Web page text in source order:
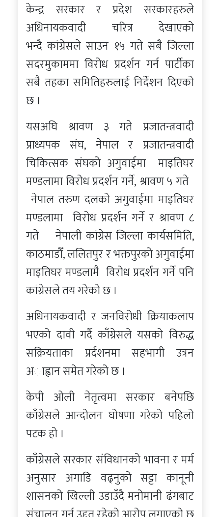
केन्द्र सरकार र प्रदेश सरकारहरुले
अधिनायकवादी चरित्र देखाएको
भन्दै कांग्रेसले साउन १५ गते सबै जिल्ला
सदरमुकाममा विरोध प्रदर्शन गर्न पार्टीका
सबै तहका समितिहरुलाई निर्देशन दिएको
छ ।
यसअघि श्रावण ३ गते प्रजातन्त्रवादी
प्राध्यपक संघ, नेपाल र प्रजातन्त्रवादी
चिकित्सक संघको अगुवाईमा माइतिघर
मण्डलामा विरोध प्रदर्शन गर्ने, श्रावण ५ गते
नेपाल तरुण दलको अगुवाईमा माइतिघर
मण्डलामा विरोध प्रदर्शन गर्ने र श्रावण ८
गते नेपाली कांग्रेस जिल्ला कार्यसमिति,
काठमाडौँ, ललितपुर र भक्तपुरको अगुवाईमा
माइतिघर मण्डलामै विरोध प्रदर्शन गर्ने पनि
कांग्रेसले तय गरेको छ ।
अधिनायकवादी र जनविरोधी क्रियाकलाप
भएको दावी गर्दै काँग्रेसले यसको विरुद्ध
सक्रियताका प्रर्दशनमा सहभागी उत्रन
अाह्वान समेत गरेको छ ।
केपी ओली नेतृत्वमा सरकार बनेपछि
काँग्रेसले आन्दोलन घोषणा गरेको पहिलो
पटक हो ।
काँग्रेसले सरकार संविधानको भावना र मर्म
अनुसार अगाडि वढ्नुको सट्टा कानूनी
शासनको खिल्ली उडाउँदै मनोमानी ढंगबाट